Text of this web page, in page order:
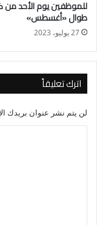
للموظفين يوم الأحد من
طوال «أغسطس»
27 يوليو، 2023
اترك تعليقاً
لن يتم نشر عنوان بريدك